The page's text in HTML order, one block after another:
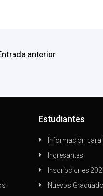
anterior
Estudiantes
Información para
Ingresantes
Inscripciones
Nuevos